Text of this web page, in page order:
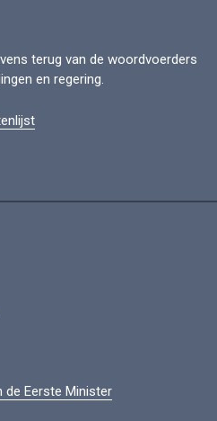
terug van de woordvoerders
en regering.
de Eerste Minister